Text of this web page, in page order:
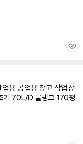
관
업용 공업용 창고 작업장
기 70L/D 물탱크 170평